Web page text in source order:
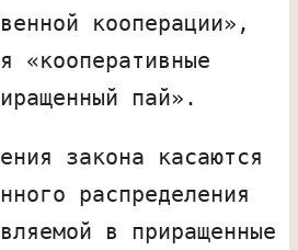
кооперации»,
«кооперативные
пай».
закона касаются
распределения
в приращенные